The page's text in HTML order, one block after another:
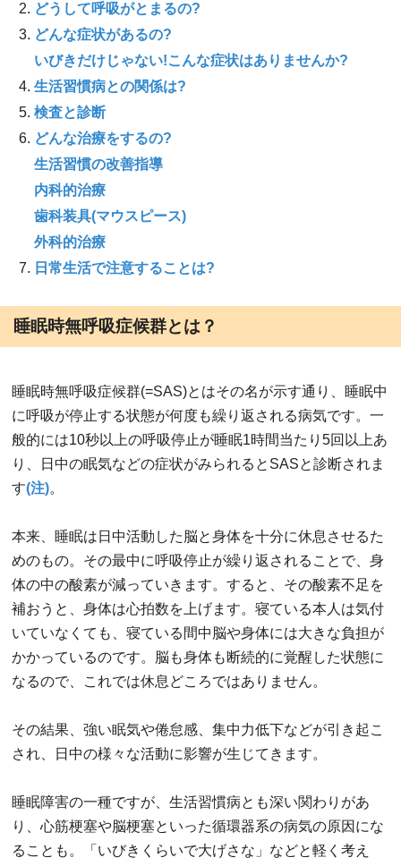
どうして呼吸がとまるの?
どんな症状があるの?
いびきだけじゃない!こんな症状はありませんか?
生活習慣病との関係は?
検査と診断
どんな治療をするの?
生活習慣の改善指導
内科的治療
歯科装具(マウスピース)
外科的治療
日常生活で注意することは?
睡眠時無呼吸症候群とは？
睡眠時無呼吸症候群(=SAS)とはその名が示す通り、睡眠中
に呼吸が停止する状態が何度も繰り返される病気です。一
般的には10秒以上の呼吸停止が睡眠1時間当たり5回以上あ
り、日中の眠気などの症状がみられるとSASと診断されま
す(注)。
本来、睡眠は日中活動した脳と身体を十分に休息させるた
めのもの。その最中に呼吸停止が繰り返されることで、身
体の中の酸素が減っていきます。すると、その酸素不足を
補おうと、身体は心拍数を上げます。寝ている本人は気付
いていなくても、寝ている間中脳や身体には大きな負担が
かかっているのです。脳も身体も断続的に覚醒した状態に
なるので、これでは休息どころではありません。
その結果、強い眠気や倦怠感、集中力低下などが引き起こ
され、日中の様々な活動に影響が生じてきます。
睡眠障害の一種ですが、生活習慣病とも深い関わりがあ
り、心筋梗塞や脳梗塞といった循環器系の病気の原因にな
ることも。「いびきくらいで大げさな」などと軽く考え